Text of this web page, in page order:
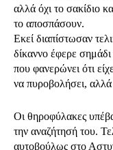
αλλά όχι το σακίδιο
το αποσπάσουν.
Εκεί διαπίστωσαν
δίκαννο έφερε
που φανερώνει ότι
να πυροβολήσει,
Οι θηροφύλακες
την αναζήτησή του.
αυτοβούλως στο